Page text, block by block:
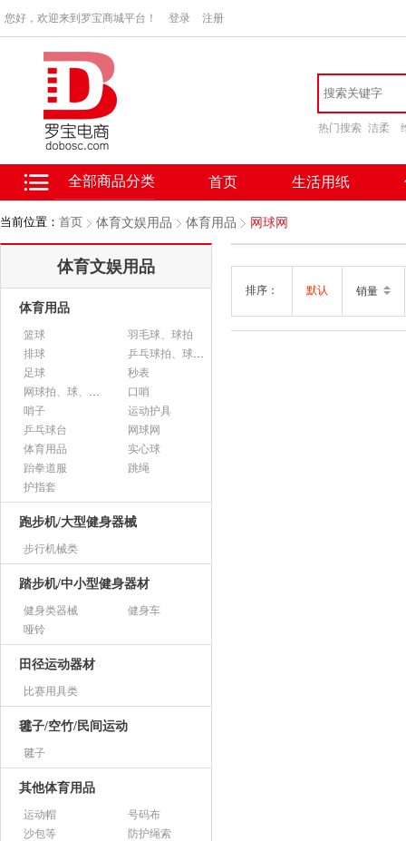
您好，欢迎来到罗宝商城平台！ 登录 注册
热门搜索 洁柔
全部商品分类 首页 生活用纸
当前位置： 首页 体育文娱用品 体育用品 网球网
体育文娱用品
体育用品
篮球
羽毛球、球拍
排球
乒乓球拍、球、配件
足球
秒表
网球拍、球、配件
口哨
哨子
运动护具
乒乓球台
网球网
体育用品
实心球
跆拳道服
跳绳
护指套
跑步机/大型健身器械
步行机械类
踏步机/中小型健身器材
健身类器械
健身车
哑铃
田径运动器材
比赛用具类
毽子/空竹/民间运动
毽子
其他体育用品
运动帽
号码布
沙包等
防护绳索
排序： 默认 销量